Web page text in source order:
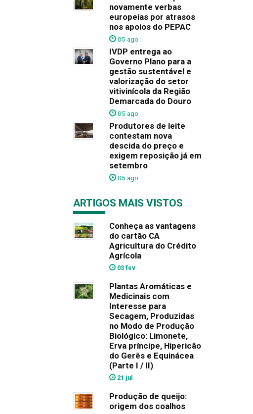
novamente verbas
europeias por atrasos
nos apoios do PEPAC
05 ago
IVDP entrega ao
Governo Plano para a
gestão sustentável e
valorização do setor
vitivinícola da Região
Demarcada do Douro
05 ago
Produtores de leite
contestam nova
descida do preço e
exigem reposição já em
setembro
05 ago
ARTIGOS MAIS VISTOS
Conheça as vantagens
do cartão CA
Agricultura do Crédito
Agrícola
03 fev
Plantas Aromáticas e
Medicinais com
Interesse para
Secagem, Produzidas
no Modo de Produção
Biológico: Limonete,
Erva príncipe, Hipericão
do Gerês e Equinácea
(Parte I / II)
21 jul
Produção de queijo:
origem dos coalhos